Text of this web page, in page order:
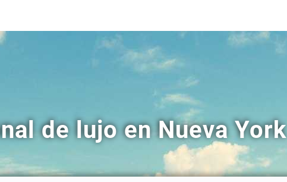
de lujo en Nueva York